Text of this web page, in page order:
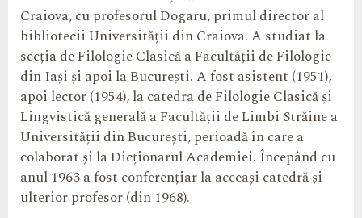
Craiova, cu profesorul Dogaru, primul director al
bibliotecii Universității din Craiova. A studiat la
secția de Filologie Clasică a Facultății de Filologie
din Iași și apoi la București. A fost asistent (1951),
apoi lector (1954), la catedra de Filologie Clasică și
Lingvistică generală a Facultății de Limbi Străine a
Universității din București, perioadă în care a
colaborat și la Dicționarul Academiei. Începând cu
anul 1963 a fost conferențiar la aceeași catedră și
ulterior profesor (din 1968).